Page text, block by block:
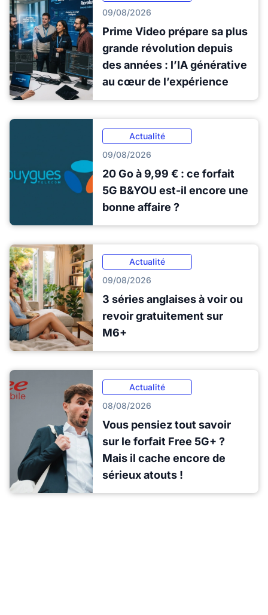
09/08/2026
Prime Video prépare sa plus
grande révolution depuis
des années : l’IA générative
au cœur de l’expérience
Actualité
09/08/2026
20 Go à 9,99 € : ce forfait
5G B&YOU est-il encore une
bonne affaire ?
Actualité
09/08/2026
3 séries anglaises à voir ou
revoir gratuitement sur
M6+
Actualité
08/08/2026
Vous pensiez tout savoir
sur le forfait Free 5G+ ?
Mais il cache encore de
sérieux atouts !